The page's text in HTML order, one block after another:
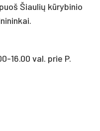
Šiaulių kūrybinio
16.00 val. prie P.